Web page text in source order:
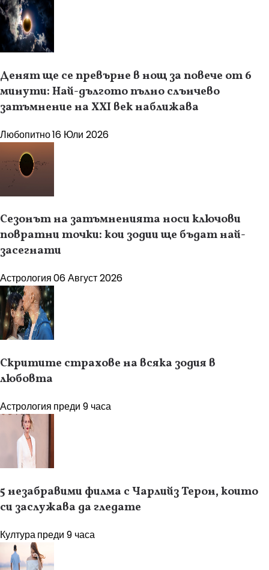
Денят ще се превърне в нощ за повече от 6
минути: Най-дългото пълно слънчево
затъмнение на XXI век наближава
Любопитно16 Юли 2026
Сезонът на затъмненията носи ключови
повратни точки: кои зодии ще бъдат най-
засегнати
Астрология06 Август 2026
Скритите страхове на всяка зодия в
любовта
Астрология преди 9 часа
5 незабравими филма с Чарлийз Терон, които
си заслужава да гледате
Културапреди 9 часа